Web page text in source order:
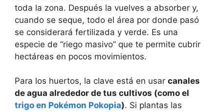
toda la zona. Después la vuelves a absorber y,
cuando se seque, todo el área por donde pasó
se considerará fertilizada y verde. Es una
especie de “riego masivo” que te permite cubrir
hectáreas en pocos movimientos.
Para los huertos, la clave está en usar canales
de agua alrededor de tus cultivos (como el
trigo en Pokémon Pokopia). Si plantas las